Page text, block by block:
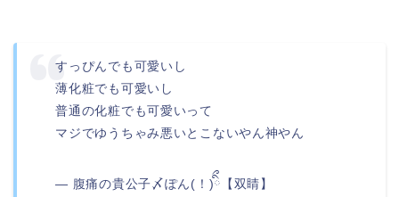
すっぴんでも可愛いし
薄化粧でも可愛いし
普通の化粧でも可愛いって
マジでゆうちゃみ悪いとこないやん神やん
— 腹痛の貴公子〆ぽん(！)ིྀ【双睛】